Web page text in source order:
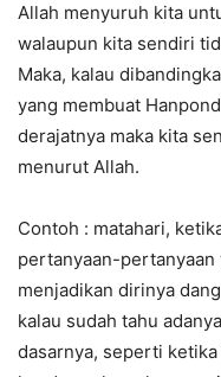
Allah menyuruh kita
walaupun kita sendiri
Maka, kalau
yang membuat
derajatnya maka kita
menurut Allah.
Contoh : matahari,
pertanyaan-
menjadikan dirinya
kalau sudah tahu
dasarnya, seperti